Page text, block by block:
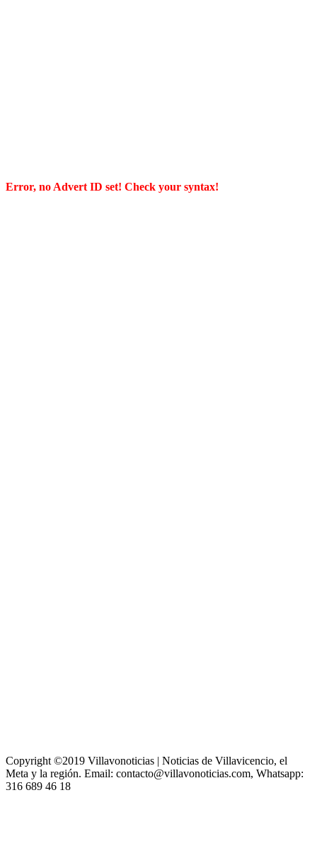
Error, no Advert ID set! Check your syntax!
Copyright ©2019 Villavonoticias | Noticias de Villavicencio, el
Meta y la región. Email: contacto@villavonoticias.com, Whatsapp:
316 689 46 18